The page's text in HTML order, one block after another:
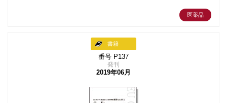
医薬品
書籍
番号 P137
発刊
2019年06月